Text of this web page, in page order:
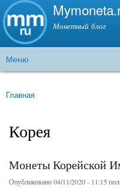
Монетный блог
Главное меню
Меню
Вы здесь
Главная
Корея
Монеты Корейской
Опубликовано 04/11/2020 - 11:15